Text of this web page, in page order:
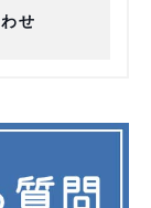
せ